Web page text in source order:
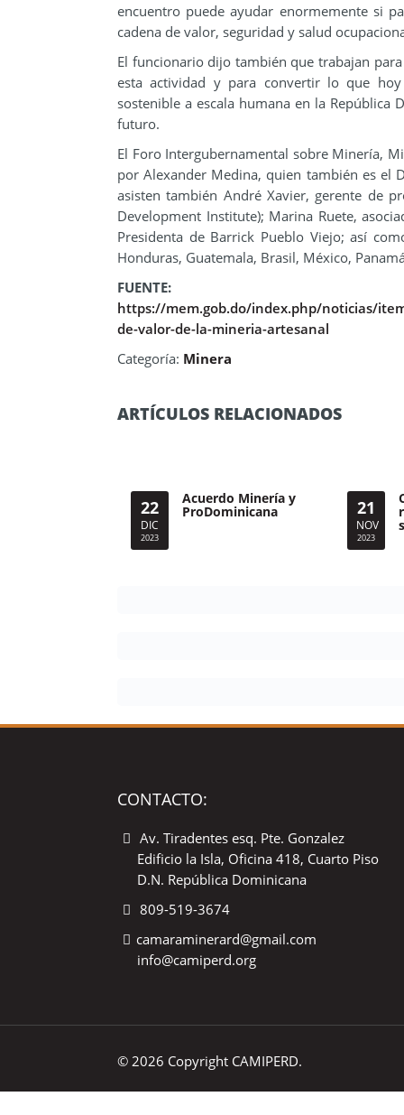
encuentro puede ayudar enormemente si
cadena de valor, seguridad y salud
El funcionario dijo también que trabajan
esta actividad y para convertir lo que
sostenible a escala humana en la República
futuro.
El Foro Intergubernamental sobre Minería,
por Alexander Medina, quien también es el
asisten también André Xavier, gerente de
Development Institute); Marina Ruete,
Presidenta de Barrick Pueblo Viejo; así
Honduras, Guatemala, Brasil, México,
FUENTE:
https://mem.gob.do/index.php/noticias/
de-valor-de-la-mineria-artesanal
Categoría: Minera
ARTÍCULOS RELACIONADOS
22
DIC
2023
Acuerdo Minería y
ProDominicana 21
NOV
2023
CONTACTO:
Av. Tiradentes esq. Pte. Gonzalez
Edificio la Isla, Oficina 418, Cuarto Piso
D.N. República Dominicana
809-519-3674
camaraminerard@gmail.com
info@camiperd.org
© 2026 Copyright CAMIPERD.